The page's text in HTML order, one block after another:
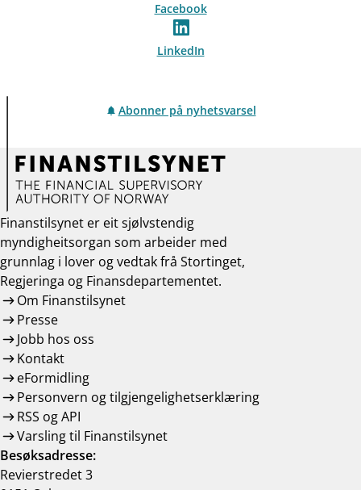
Facebook
LinkedIn
Abonner på nyhetsvarsel
Finanstilsynet er eit sjølvstendig
myndigheitsorgan som arbeider med
grunnlag i lover og vedtak frå Stortinget,
Regjeringa og Finansdepartementet.
Om Finanstilsynet
Presse
Jobb hos oss
Kontakt
eFormidling
Personvern og tilgjengelighetserklæring
RSS og API
Varsling til Finanstilsynet
Besøksadresse:
Revierstredet 3